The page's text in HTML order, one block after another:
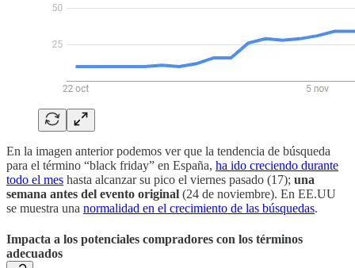
En la imagen anterior podemos ver que la tendencia de búsqueda
para el término “black friday” en España, ha ido creciendo durante
todo el mes hasta alcanzar su pico el viernes pasado (17); una
semana antes del evento original (24 de noviembre). En EE.UU
se muestra una normalidad en el crecimiento de las búsquedas.
Impacta a los potenciales compradores con los términos
adecuados